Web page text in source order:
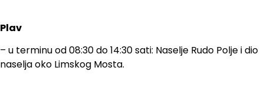
Plav
– u terminu od 08:30 do 14:30 sati: Naselje Rudo Polje i dio
naselja oko Limskog Mosta.